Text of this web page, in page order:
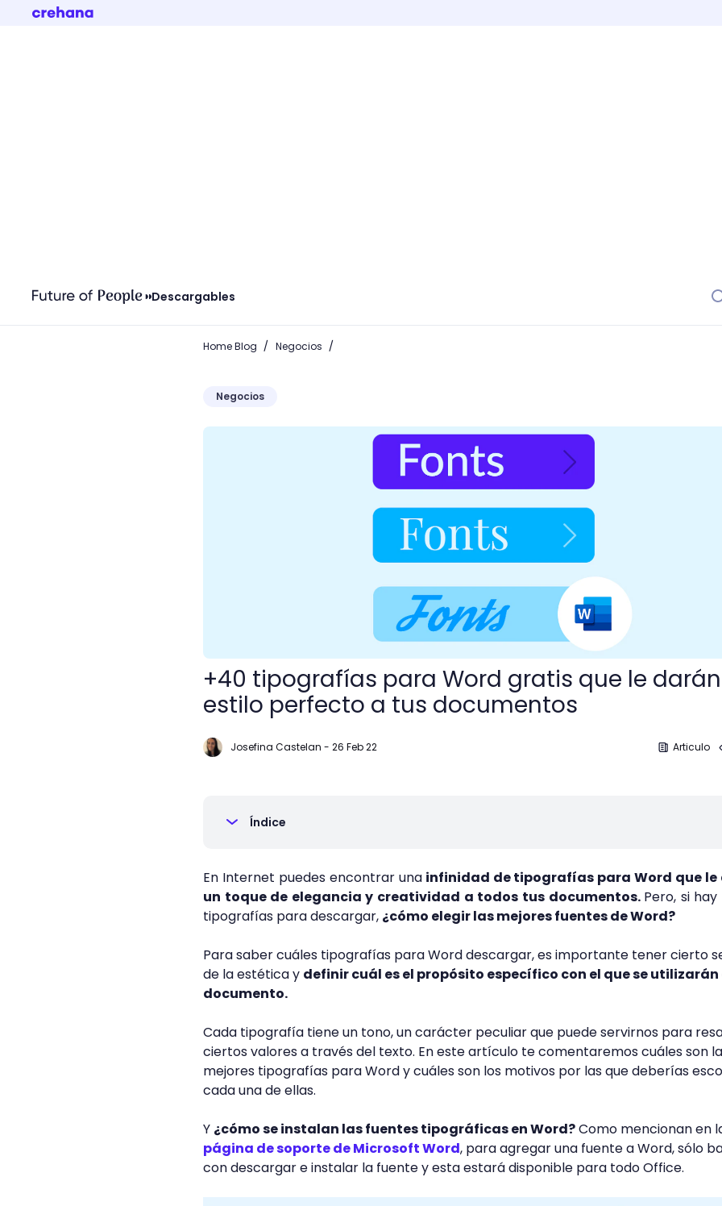
Descargables
Home Blog / Negocios /
Negocios
+40 tipografías para Word gratis que le darán el estilo perfecto a tus documentos
+40 tipografías para Word gratis que le
estilo perfecto a tus documentos
Josefina Castelan - 26 Feb 22 Articulo
Índice
En Internet puedes encontrar unainfinidad de tipografías para Word que le
un toque de elegancia y creatividad a todos tus documentos. Pero, si
tipografías para descargar, ¿cómo elegir las mejores fuentes de Word?
Para saber cuáles tipografías para Word descargar, es importante tener cierto
de la estética y definir cuál es el propósito específico con el que se utilizarán
documento.
Cada tipografía tiene un tono, un carácter peculiar que puede servirnos para
ciertos valores a través del texto. En este artículo te comentaremos cuáles son
mejores tipografías para Word y cuáles son los motivos por las que deberías
cada una de ellas.
Y ¿cómo se instalan las fuentes tipográficas en Word?Como mencionan en
página de soporte de Microsoft Word, para agregar una fuente a Word, sólo
con descargar e instalar la fuente y esta estará disponible para todo Office.